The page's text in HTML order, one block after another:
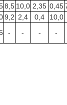
8,5 10,0 2,35 0,45
9,2 2,4 0,4
10,0
- - -
-